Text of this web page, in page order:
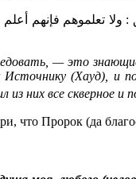
تعلموهم فإنهم أعلم
— это
(Хауд), и
из них все
что Пророк (да